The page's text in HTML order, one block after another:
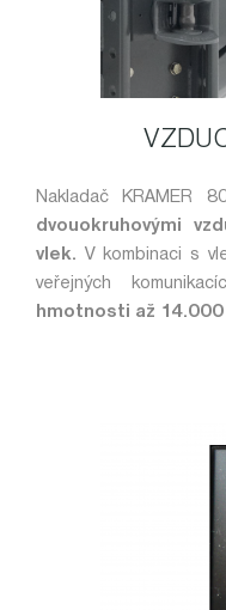
Nakladač KRAMER
dvouokruhovými
vlek. V kombinaci s
veřejných
hmotnosti až 14.000